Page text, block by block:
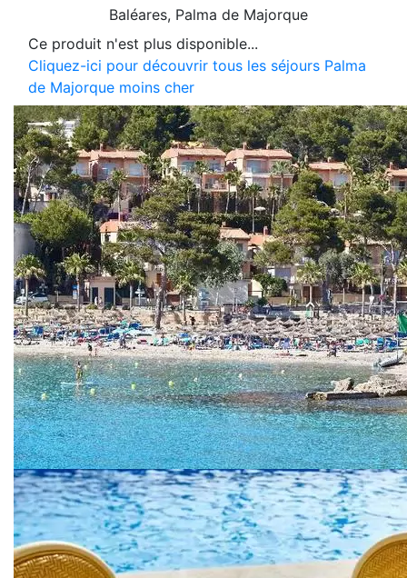
Baléares, Palma de Majorque
Ce produit n'est plus disponible...
Cliquez-ici pour découvrir tous les séjours Palma
de Majorque moins cher